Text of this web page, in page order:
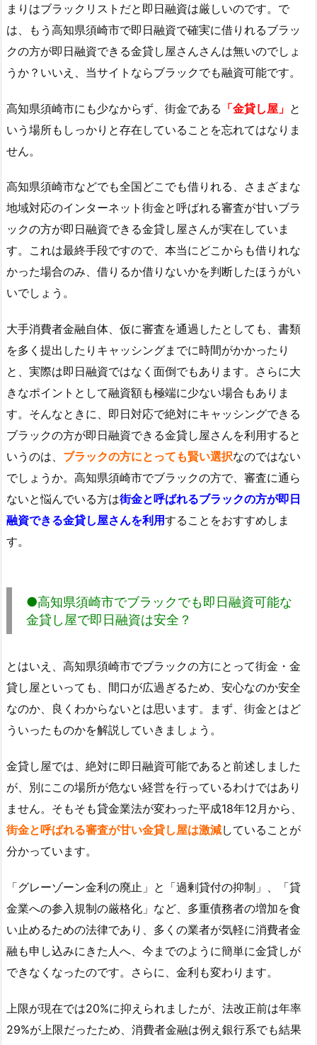
まりはブラックリストだと即日融資は厳しいのです。で
は、もう高知県須崎市で即日融資で確実に借りれるブラッ
クの方が即日融資できる金貸し屋さんさんは無いのでしょ
うか？いいえ、当サイトならブラックでも融資可能です。
高知県須崎市にも少なからず、街金である 「金貸し屋」 と
いう場所もしっかりと存在していることを忘れてはなりま
せん。
高知県須崎市などでも全国どこでも借りれる、さまざまな
地域対応のインターネット街金と呼ばれる審査が甘いブラ
ックの方が即日融資できる金貸し屋さんが実在していま
す。これは最終手段ですので、本当にどこからも借りれな
かった場合のみ、借りるか借りないかを判断したほうがい
いでしょう。
大手消費者金融自体、仮に審査を通過したとしても、書類
を多く提出したりキャッシングまでに時間がかかったり
と、実際は即日融資ではなく面倒でもあります。さらに大
きなポイントとして融資額も極端に少ない場合もありま
す。そんなときに、即日対応で絶対にキャッシングできる
ブラックの方が即日融資できる金貸し屋さんを利用すると
いうのは、 ブラックの方にとっても賢い選択なのではない
でしょうか。高知県須崎市でブラックの方で、審査に通ら
ないと悩んでいる方は街金と呼ばれるブラックの方が即日
融資できる金貸し屋さんを利用することをおすすめしま
す。
●高知県須崎市でブラックでも即日融資可能な
金貸し屋で即日融資は安全？
とはいえ、高知県須崎市でブラックの方にとって街金・金
貸し屋といっても、間口が広過ぎるため、安心なのか安全
なのか、良くわからないとは思います。まず、街金とはど
ういったものかを解説していきましょう。
金貸し屋では、絶対に即日融資可能であると前述しました
が、別にこの場所が危ない経営を行っているわけではあり
ません。そもそも貸金業法が変わった平成18年12月から、
街金と呼ばれる審査が甘い金貸し屋は激減していることが
分かっています。
「グレーゾーン金利の廃止」と「過剰貸付の抑制」、「貸
金業への参入規制の厳格化」など、多重債務者の増加を食
い止めるための法律であり、多くの業者が気軽に消費者金
融も申し込みにきた人へ、今までのように簡単に金貸しが
できなくなったのです。さらに、金利も変わります。
上限が現在では20%に抑えられましたが、法改正前は年率
29%が上限だったため、消費者金融は例え銀行系でも結果